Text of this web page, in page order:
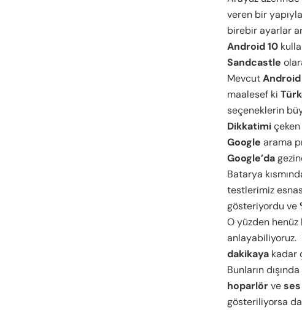
veren bir
birebir ayarlar
Android 10
Sandcastle
MevcutAndroid
maalesef ki
seçeneklerin
Dikkatimiçeken
Google arama
Google’da
Batarya
testlerimiz
gösteriyordu ve
O yüzden henüz
anlayabiliyoruz.
dakikaya kadar
Bunların
hoparlörveses
gösteriliyorsa